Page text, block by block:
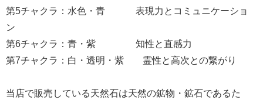
第5チャクラ：水色・青 表現力とコミュニケーショ
ン
第6チャクラ：青・紫 知性と直感力
第7チャクラ：白・透明・紫 霊性と高次との繋がり
当店で販売している天然石は天然の鉱物・鉱石であるた